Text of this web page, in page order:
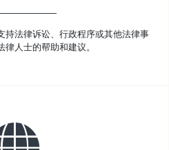
持法律诉讼、行政程序或其他法律事
人士的帮助和建议。